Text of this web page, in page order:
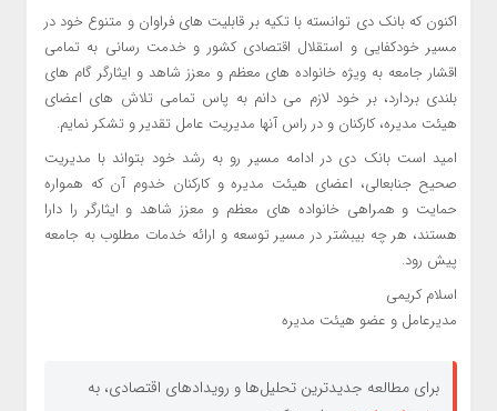
اکنون که بانک دی توانسته با تکیه بر قابلیت های فراوان و متنوع خود در
مسیر خودکفایی و استقلال اقتصادی کشور و خدمت رسانی به تمامی
اقشار جامعه به ویژه خانواده های معظم و معزز شاهد و ایثارگر گام های
بلندی بردارد، بر خود لازم می دانم به پاس تمامی تلاش های اعضای
هیئت مدیره، کارکنان و در راس آنها مدیریت عامل تقدیر و تشکر نمایم.
امید است بانک دی در ادامه مسیر رو به رشد خود بتواند با مدیریت
صحیح جنابعالی، اعضای هیئت مدیره و کارکنان خدوم آن که همواره
حمایت و همراهی خانواده های معظم و معزز شاهد و ایثارگر را دارا
هستند، هر چه بیبشتر در مسیر توسعه و ارائه خدمات مطلوب به جامعه
پیش رود.
اسلام کریمی
مدیرعامل و عضو هیئت مدیره
برای مطالعه جدیدترین تحلیل‌ها و رویدادهای اقتصادی، به